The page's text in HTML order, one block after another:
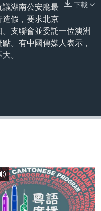
下載
議湖南公安廳最
造假，要求北京
支聯會並委託一位澳洲
。有中國傳媒人表示，
。